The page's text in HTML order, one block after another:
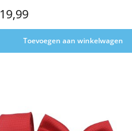
19,99
Toevoegen aan winkelwagen